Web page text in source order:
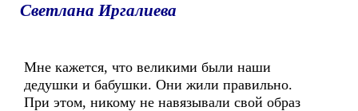
Светлана Иргалиева
Мне кажется, что великими были наши
дедушки и бабушки. Они жили правильно.
При этом, никому не навязывали свой образ